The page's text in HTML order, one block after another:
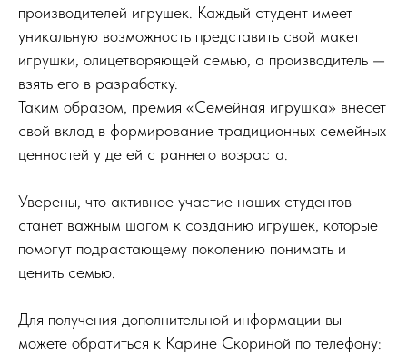
производителей игрушек. Каждый студент имеет
уникальную возможность представить свой макет
игрушки, олицетворяющей семью, а производитель —
взять его в разработку.
Таким образом, премия «Семейная игрушка» внесет
свой вклад в формирование традиционных семейных
ценностей у детей с раннего возраста.
Уверены, что активное участие наших студентов
станет важным шагом к созданию игрушек, которые
помогут подрастающему поколению понимать и
ценить семью.
Для получения дополнительной информации вы
можете обратиться к Карине Скориной по телефону: